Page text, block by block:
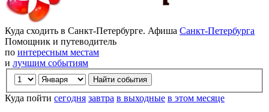
Куда сходить в Санкт-Петербурге. Афиша Санкт-Петербурга
Помощник и путеводитель
по интересным местам
и лучшим событиям
Куда пойти сегодня завтра в выходные в этом месяце